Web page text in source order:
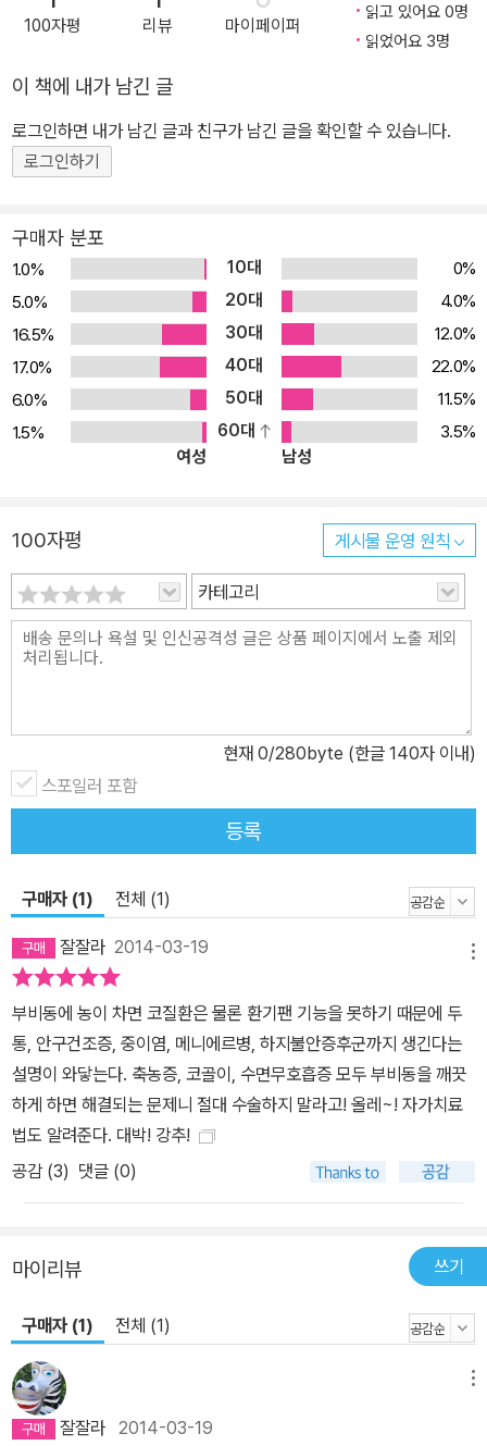
염을 앓고 있어, 바야흐로 비염 환자 천만 시대에 접어들었다고 한다.
풀어내느라 코 주변이 헐고, 머리가 멍해 집중이 잘 안 되는 등 코 질
환으로 힘든 날들을 견디고 있는 것이다. 또한 안구건조증, 중이염, 메
니에르병, 두통, 코골이, 하지불안증후군처럼 언뜻 코와 상관없어 보
이는 질환들이 사실은 코와 코의 부속 동굴인 부비동(副鼻洞)의 이
물론 환경오염 때문이다. 맑고 깨끗한 공기를 들이마시고 내쉴 수 없
어 코는 늘 피로하고 약해져 있다. 또한 야외에서 충분한 햇빛에 노출
되기보다 실내에서 주로 생활하다보니 집 먼지, 곰팡이, 세균 등에 큰
영향을 받게 된다. 이러한 원인으로 야기된 코 질환의 문제는 치료가
잘 되지 않고 만성이 되는 데 있다. 비염이나 축농증은 약물치료는 물
론 외과적인 수술로도 완치가 불가능하고, 평생 안고 가며 그 상태를
약화시키는 정도에서 만족해야 하는 상황이다. 한의사의 오랜 임상
경험을 바탕으로 한 코 질환 치료법 이 책의 저자인 이우정 한의사는
순히 콧속만 살피는 것이 아니라 코를 기준으로 전신의 병을 진단하
고 치료한다. 20여 년의 임상을 거치는 동안 저자는 여러 칸으로 나
뉘고 부속 동굴로 이어져 얼굴의 다른 기관들과 연결되는 콧속의 신
비로운 세계에 빠져들었다. 그리고 이 섬세하고 복잡한 기관의 역할
과 중요성에 대해 우리가 너무 무지하다는 것을 깨달았다. 코의 생겨
난 구조를 잘 이해하고 보니, 저자는 그곳에서 발생한 염증(비염, 축
될 수 없음을 알아냈다. 상황에 따라 부득이하게 수술을 해야 하는 경
우를 제외하고는 코의 원래 구조를 인위적으로 변경시키는 수술은 오
히려 더 큰 문제로 발전할 수 있으며, 실제로 수술 후 비염, 축농증이
재발하여 재수술을 반복하느라 몸과 마음이 피폐해진 환자들을 수없
이 만날 수 있었다고 한다. 인체의 해부학적 구조에 근거해 그 기능을
증진시키는 근본 치료법 저자의 치료법은 콧속과 거기서 연결되는 부
속 동굴들(부비동)의 본래 기능을 되찾아주는 데 초점이 맞춰져 있다.
부어올라 콧속을 막고 있는 비점막을 침 치료로 가라앉히고 어혈을
제거해 점막을 건강하게 단련시키고, 비강과 부비동에 차 있는 농을
제거해 들이마신 공기가 공간들을 지나며 순환하게 만들어준다. 이는
인체를 인위적으로 변형시키는 무리한 수술과는 다른, 코의 자연스런
기능과 역할을 회복시켜주는 근본적인 치료법이다. 이로써 비염과 축
농증이 완치되는 것은 물론 안구건조증, 코골이, 수면무호흡증, 중이
염 등 관련 질환들까지도 개선되는 효과를 볼 수 있다. 또한 이 치료에
익숙해지면 굳이 한의원을 찾지 않고도 집에서 스스로 침으로 사혈하
몸에서 코가 얼마나 중요한 역할을 하는지, 고질적인 콧병의 원인은
무엇인지, 왜 콧병이 잘 치료되지 않는지, 왜 외과적인 수술을 말리는
지, 왜 침 치료가 필요하며 그 치료 방법은 무엇인지, 또 어떻게 비염
과 축농증을 스스로 치료할 수 있는지 등 코와 관련한 모든 것이 담겨
있다. 이 치료법은 하루아침에 깨닫고 터득한 것이 아니다. 환자들의
고통과 불편을 덜어줘야 하는 의사로서, 환자들의 이야기에 귀 기울
이고 상태를 지켜보며 이런저런 방법들을 모색한 후 실험과 시행착오
100자평 리뷰 마이페이퍼
읽고 있어요 0명
읽었어요 3명
이 책에 내가 남긴 글
로그인하면 내가 남긴 글과 친구가 남긴 글을 확인할 수 있습니다.
로그인하기
구매자 분포
1.0% 10대
0%
5.0%
20대
4.0%
16.5%
30대
12.0%
17.0%
40대
22.0%
6.0%
50대
11.5%
1.5%
60대
3.5%
여성
남성
100자평 게시물 운영 원칙
카테고리
현재 0/280byte (한글 140자 이내)
스포일러 포함
등록
구매자 (1) 전체 (1)
잘잘라 2014-03-19
부비동에 농이 차면 코질환은 물론 환기팬 기능을 못하기 때문에 두
통, 안구건조증, 중이염, 메니에르병, 하지불안증후군까지 생긴다는
설명이 와닿는다. 축농증, 코골이, 수면무호흡증 모두 부비동을 깨끗
하게 하면 해결되는 문제니 절대 수술하지 말라고! 올레~! 자가치료
법도 알려준다. 대박! 강추!
공감 (3) 댓글 (0)
마이리뷰 쓰기
구매자 (1) 전체 (1)
잘잘라 2014-03-19